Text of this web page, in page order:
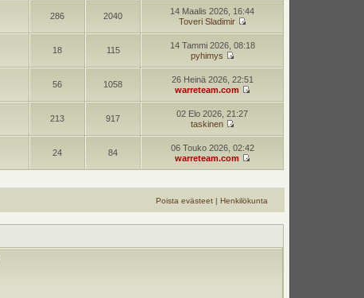
286 2040
14 Maalis 2026, 16:44
Toveri Sladimir
18 115
14 Tammi 2026, 08:18
pyhimys
56 1058
26 Heinä 2026, 22:51
warreteam.com
213 917
02 Elo 2026, 21:27
taskinen
24 84
06 Touko 2026, 02:42
warreteam.com
Poista evästeet| Henkilökunta